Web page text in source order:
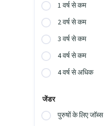
1 वर्ष से कम
2 वर्ष से कम
3 वर्ष से कम
4 वर्ष से कम
4 वर्ष से अधिक
जेंडर
पुरुषों के लिए जॉब्स